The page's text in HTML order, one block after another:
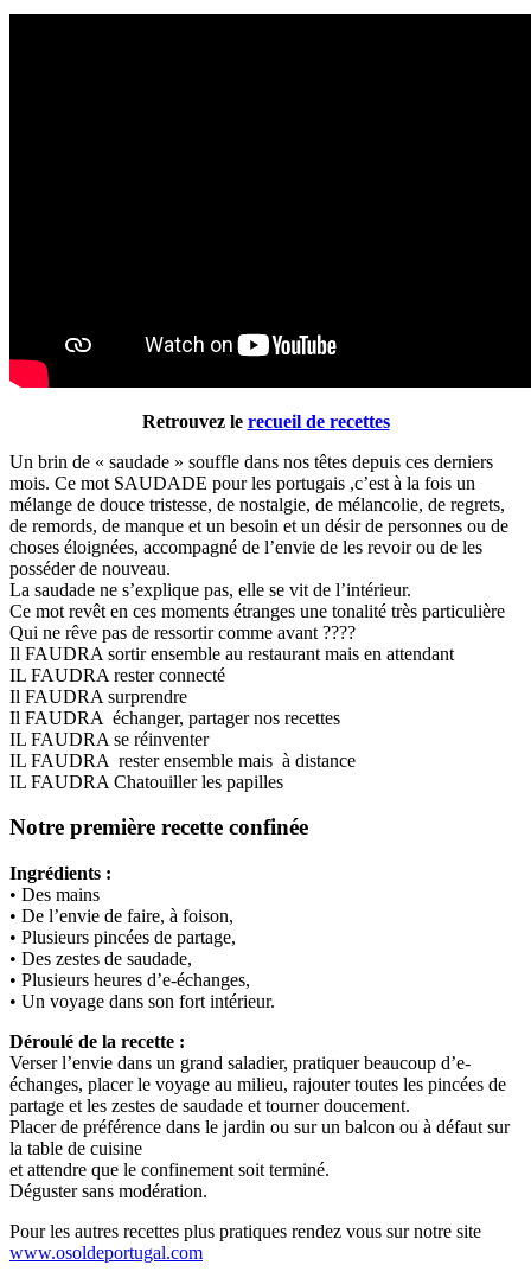
Retrouvez le recueil de recettes
Un brin de « saudade » souffle dans nos têtes depuis ces derniers
mois. Ce mot SAUDADE pour les portugais ,c’est à la fois un
mélange de douce tristesse, de nostalgie, de mélancolie, de regrets,
de remords, de manque et un besoin et un désir de personnes ou de
choses éloignées, accompagné de l’envie de les revoir ou de les
posséder de nouveau.
La saudade ne s’explique pas, elle se vit de l’intérieur.
Ce mot revêt en ces moments étranges une tonalité très particulière
Qui ne rêve pas de ressortir comme avant ????
Il FAUDRA sortir ensemble au restaurant mais en attendant
IL FAUDRA rester connecté
Il FAUDRA surprendre
Il FAUDRA échanger, partager nos recettes
IL FAUDRA se réinventer
IL FAUDRA rester ensemble mais à distance
IL FAUDRA Chatouiller les papilles
Notre première recette confinée
Ingrédients :
• Des mains
• De l’envie de faire, à foison,
• Plusieurs pincées de partage,
• Des zestes de saudade,
• Plusieurs heures d’e-échanges,
• Un voyage dans son fort intérieur.
Déroulé de la recette :
Verser l’envie dans un grand saladier, pratiquer beaucoup d’e-
échanges, placer le voyage au milieu, rajouter toutes les pincées de
partage et les zestes de saudade et tourner doucement.
Placer de préférence dans le jardin ou sur un balcon ou à défaut sur
la table de cuisine
et attendre que le confinement soit terminé.
Déguster sans modération.
Pour les autres recettes plus pratiques rendez vous sur notre site
www.osoldeportugal.com